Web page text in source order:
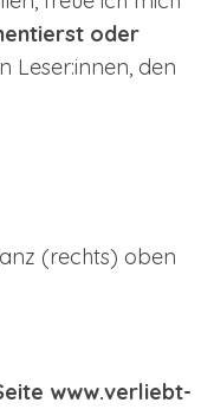
oder
Leser:innen, den
(rechts) oben
www.verliebt-